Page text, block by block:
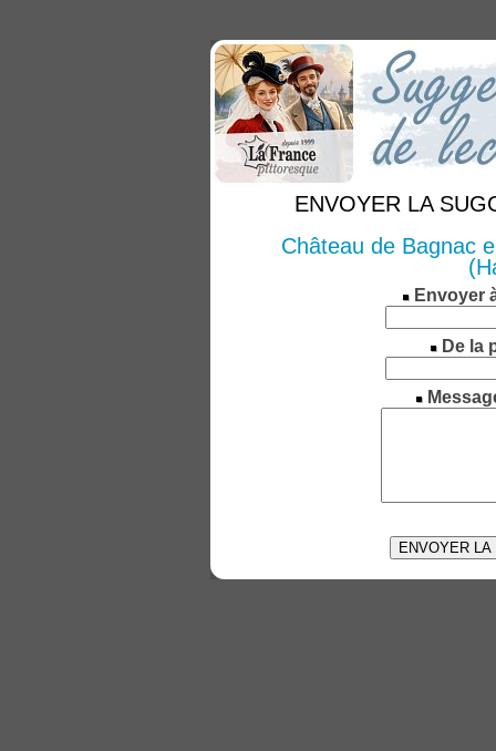
ENVOYER LA
Château de Bagnac
Envoyer
De la